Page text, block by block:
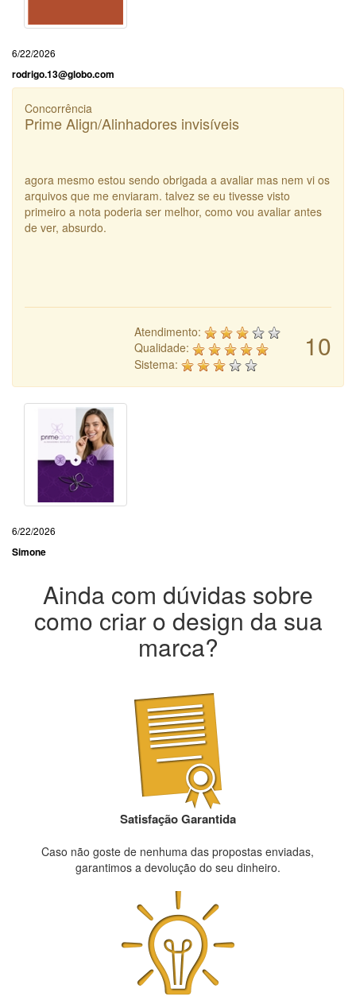
6/22/2026
rodrigo.13@globo.com
Concorrência
Prime Align/Alinhadores invisíveis
agora mesmo estou sendo obrigada a avaliar mas nem vi os
arquivos que me enviaram. talvez se eu tivesse visto
primeiro a nota poderia ser melhor, como vou avaliar antes
de ver, absurdo.
10
Atendimento:
Qualidade:
Sistema:
6/22/2026
Simone
Ainda com dúvidas sobre
como criar o design da sua
marca?
Satisfação Garantida
Caso não goste de nenhuma das propostas enviadas,
garantimos a devolução do seu dinheiro.